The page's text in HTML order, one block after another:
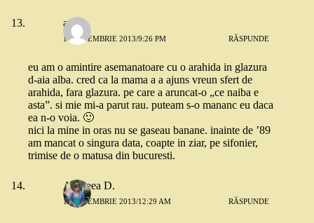
ady
11 NOIEMBRIE 2013/9:26 PM RĂSPUNDE
eu am o amintire asemanatoare cu o arahida in glazura
d-aia alba. cred ca la mama a a ajuns vreun sfert de
arahida, fara glazura. pe care a aruncat-o „ce naiba e
asta”. si mie mi-a parut rau. puteam s-o mananc eu daca
ea n-o voia. 🙂
nici la mine in oras nu se gaseau banane. inainte de ’89
am mancat o singura data, coapte in ziar, pe sifonier,
trimise de o matusa din bucuresti.
Andreea D.
12 NOIEMBRIE 2013/12:29 AM RĂSPUNDE